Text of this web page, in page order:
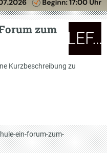
LEF…
zum
Kurzbeschreibung zu
ein-forum-zum-